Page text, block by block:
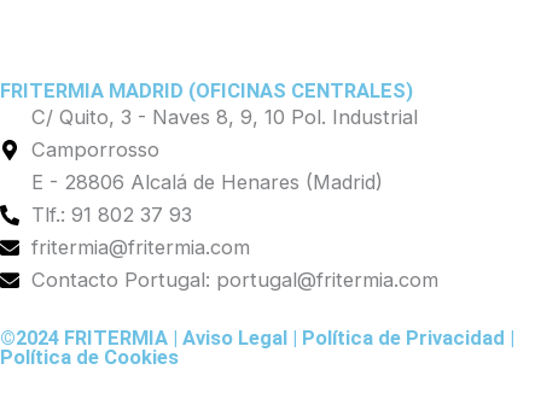
FRITERMIA MADRID (OFICINAS CENTRALES)
C/ Quito, 3 - Naves 8, 9, 10 Pol. Industrial
Camporrosso
E - 28806 Alcalá de Henares (Madrid)
Tlf.: 91 802 37 93
fritermia@fritermia.com
Contacto Portugal: portugal@fritermia.com
©2024 FRITERMIA | Aviso Legal | Política de Privacidad |
Política de Cookies